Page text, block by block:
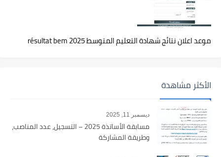
موعد اعلان نتائج شهادة التعليم المتوسط 2025 résultat bem
الأكثر مشاهدة
ديسمبر 11, 2025
مسابقة الأساتذة 2025 – التسجيل، عدد المناصب،
وطريقة المشاركة